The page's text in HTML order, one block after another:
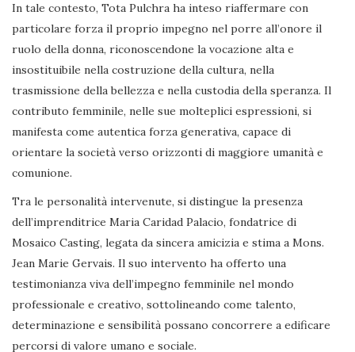
In tale contesto, Tota Pulchra ha inteso riaffermare con
particolare forza il proprio impegno nel porre all’onore il
ruolo della donna, riconoscendone la vocazione alta e
insostituibile nella costruzione della cultura, nella
trasmissione della bellezza e nella custodia della speranza. Il
contributo femminile, nelle sue molteplici espressioni, si
manifesta come autentica forza generativa, capace di
orientare la società verso orizzonti di maggiore umanità e
comunione.
Tra le personalità intervenute, si distingue la presenza
dell’imprenditrice Maria Caridad Palacio, fondatrice di
Mosaico Casting, legata da sincera amicizia e stima a Mons.
Jean Marie Gervais. Il suo intervento ha offerto una
testimonianza viva dell’impegno femminile nel mondo
professionale e creativo, sottolineando come talento,
determinazione e sensibilità possano concorrere a edificare
percorsi di valore umano e sociale.